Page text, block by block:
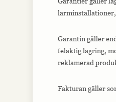
Garantin gäller
felaktig lagring,
reklamerad
Fakturan gäller